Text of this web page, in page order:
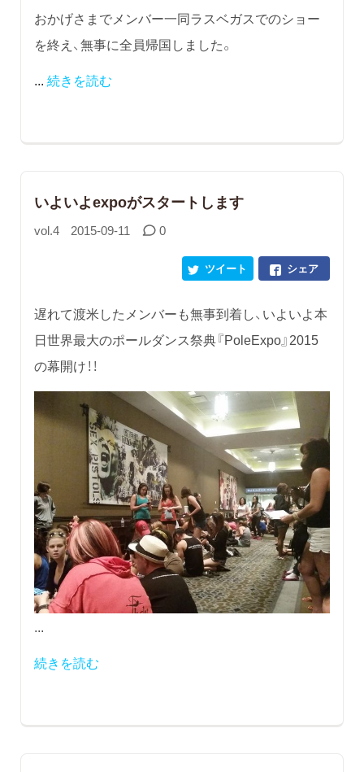
おかげさまでメンバー一同ラスベガスでのショー
を終え、無事に全員帰国しました。
... 続きを読む
いよいよexpoがスタートします
vol.4 2015-09-11 0
シェア
ツイート
遅れて渡米したメンバーも無事到着し、いよいよ本
日世界最大のポールダンス祭典『PoleExpo』2015
の幕開け！！
...
続きを読む